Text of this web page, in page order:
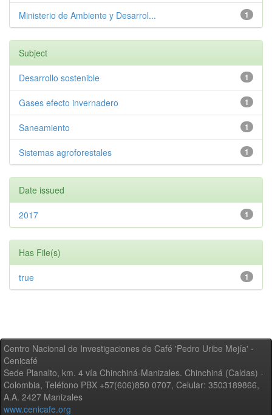
1
Ministerio de Ambiente y Desarrol...
Subject
1
Desarrollo sostenible
1
Gases efecto invernadero
1
Saneamiento
1
Sistemas agroforestales
Date issued
1
2017
Has File(s)
1
true
Centro Nacional de Investigaciones de Café 'Pedro Uribe Mejía' -
Cenicafé
Sede Planalto, km. 4 vía Chinchiná-Manizales. Chinchiná (Caldas) -
Colombia, Teléfono PBX +57(606)850 0707, Celular: 3503189866,
A.A. 2427 Manizales
www.cenicafe.org